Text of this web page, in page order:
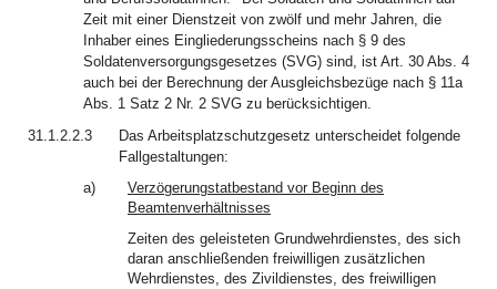
Zeit mit einer Dienstzeit von zwölf und mehr Jahren, die
Inhaber eines Eingliederungsscheins nach § 9 des
Soldatenversorgungsgesetzes (SVG) sind, ist Art. 30 Abs. 4
auch bei der Berechnung der Ausgleichsbezüge nach § 11a
Abs. 1 Satz 2 Nr. 2 SVG zu berücksichtigen.
31.1.2.2.3
Das Arbeitsplatzschutzgesetz unterscheidet folgende
Fallgestaltungen:
a)
Verzögerungstatbestand vor Beginn des
Beamtenverhältnisses
Zeiten des geleisteten Grundwehrdienstes, des sich
daran anschließenden freiwilligen zusätzlichen
Wehrdienstes, des Zivildienstes, des freiwilligen